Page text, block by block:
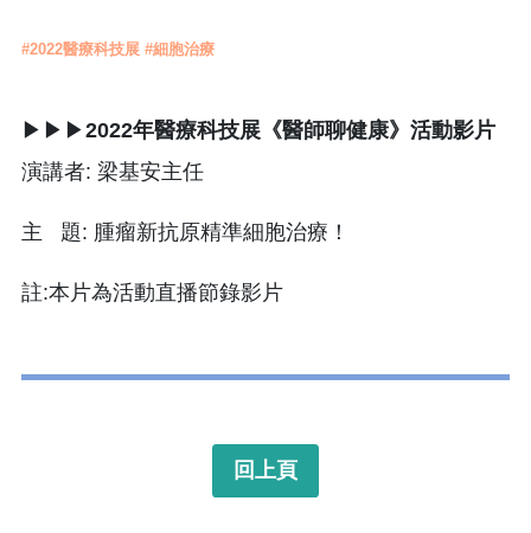
#2022醫療科技展 #細胞治療
▶▶▶2022年醫療科技展《醫師聊健康》活動影片
演講者: 梁基安主任
主 題: 腫瘤新抗原精準細胞治療！
註:本片為活動直播節錄影片
回上頁